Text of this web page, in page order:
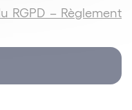
RGPD – Règlement